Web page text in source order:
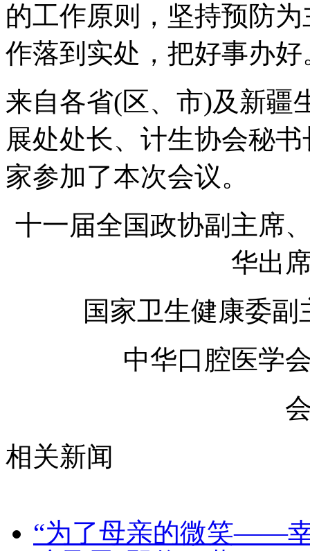
的工作原则，坚持预防
作落到实处，把好事办好
来自各省(区、市)及新疆
展处处长、计生协会秘
家参加了本次会议。
十一届全国政协副主席
华出
国家卫生健康委
中华口腔医学
相关新闻
“为了母亲的微笑——